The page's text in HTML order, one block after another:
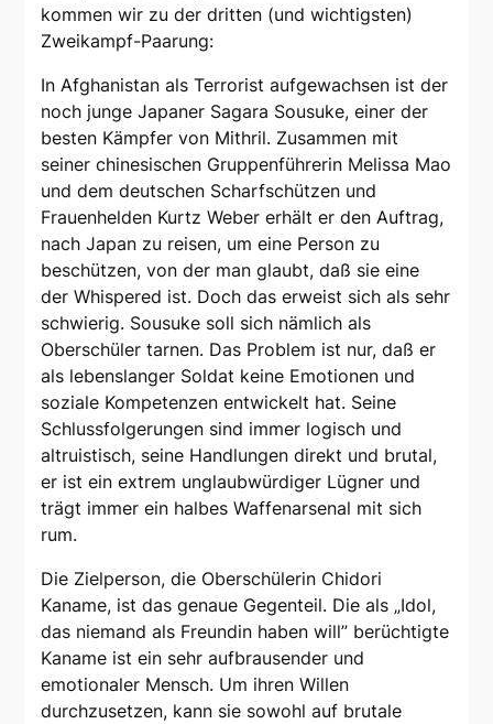
kommen wir zu der dritten (und wichtigsten)
Zweikampf-Paarung:
In Afghanistan als Terrorist aufgewachsen ist der
noch junge Japaner Sagara Sousuke, einer der
besten Kämpfer von Mithril. Zusammen mit
seiner chinesischen Gruppenführerin Melissa Mao
und dem deutschen Scharfschützen und
Frauenhelden Kurtz Weber erhält er den Auftrag,
nach Japan zu reisen, um eine Person zu
beschützen, von der man glaubt, daß sie eine
der Whispered ist. Doch das erweist sich als sehr
schwierig. Sousuke soll sich nämlich als
Oberschüler tarnen. Das Problem ist nur, daß er
als lebenslanger Soldat keine Emotionen und
soziale Kompetenzen entwickelt hat. Seine
Schlussfolgerungen sind immer logisch und
altruistisch, seine Handlungen direkt und brutal,
er ist ein extrem unglaubwürdiger Lügner und
trägt immer ein halbes Waffenarsenal mit sich
rum.
Die Zielperson, die Oberschülerin Chidori
Kaname, ist das genaue Gegenteil. Die als „Idol,
das niemand als Freundin haben will” berüchtigte
Kaname ist ein sehr aufbrausender und
emotionaler Mensch. Um ihren Willen
durchzusetzen, kann sie sowohl auf brutale